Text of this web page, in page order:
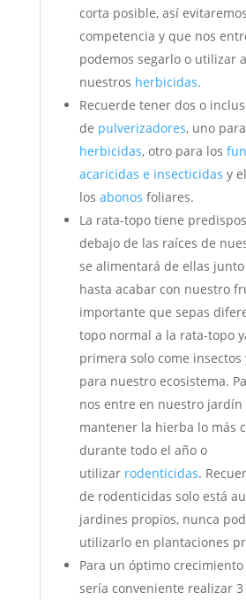
corta posible, así
competencia y que nos
podemos segarlo o utilizar
nuestros herbicidas.
Recuerde tener dos o
de pulverizadores, uno
herbicidas, otro para los
acaricidas e insecticidas y
los abonos foliares.
La rata-topo tiene
debajo de las raíces de
se alimentará de ellas
hasta acabar con nuestro
importante que sepas
topo normal a la rata-topo
primera solo come insectos
para nuestro ecosistema.
nos entre en nuestro jardín
mantener la hierba lo más
durante todo el año o
utilizar rodenticidas.
de rodenticidas solo está
jardines propios, nunca
utilizarlo en plantaciones
Para un óptimo
sería conveniente realizar 3